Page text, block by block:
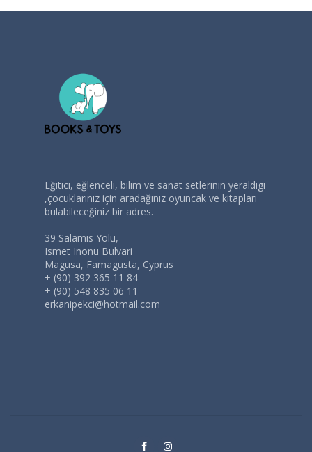
Eğitici, eğlenceli, bilim ve sanat setlerinin yeraldigi
,çocuklarınız için aradağınız oyuncak ve kitapları
bulabileceğiniz bir adres.
39 Salamis Yolu,
Ismet Inonu Bulvari
Magusa, Famagusta, Cyprus
+ (90) 392 365 11 84
+ (90) 548 835 06 11
erkanipekci@hotmail.com